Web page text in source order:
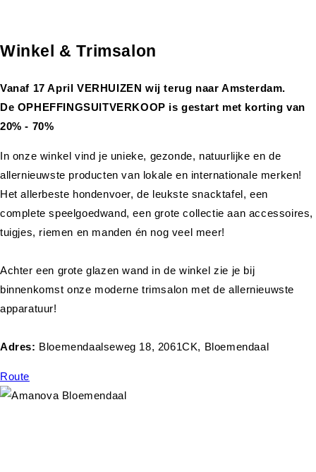
Winkel & Trimsalon
Vanaf 17 April VERHUIZEN wij terug naar Amsterdam.
De OPHEFFINGSUITVERKOOP is gestart met korting van
20% - 70%
In onze winkel vind je unieke, gezonde, natuurlijke en de
allernieuwste producten van lokale en internationale merken!
Het allerbeste hondenvoer, de leukste snacktafel, een
complete speelgoedwand, een grote collectie aan accessoires,
tuigjes, riemen en manden én nog veel meer!
Achter een grote glazen wand in de winkel zie je bij
binnenkomst onze moderne trimsalon met de allernieuwste
apparatuur!
Adres: Bloemendaalseweg 18, 2061CK, Bloemendaal
Route